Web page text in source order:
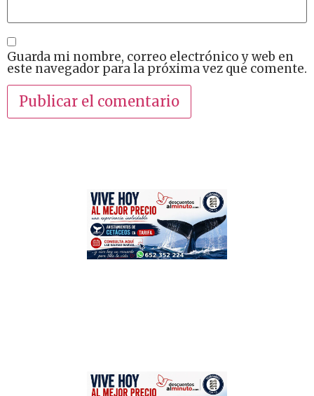
Guarda mi nombre, correo electrónico y web en
este navegador para la próxima vez que comente.